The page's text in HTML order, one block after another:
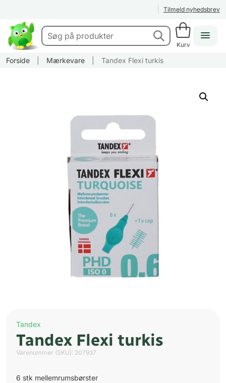
Tilmeld nyhedsbrev
Kurv
Forside Mærkevare Tandex Flexi turkis
Tandex
Tandex Flexi turkis
Varenummer (SKU): 207937
6 stk mellemrumsbørster